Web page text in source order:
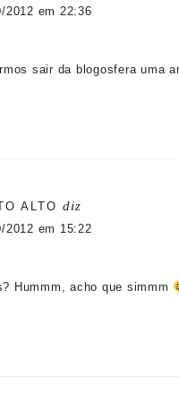
2012 em 22:36
sair da blogosfera uma
ALTO diz
2012 em 15:22
Hummm, acho que simmm